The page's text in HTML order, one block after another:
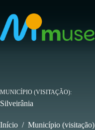
para
conteúdo
MUNICÍPIO (VISITAÇÃO)
Silveirânia
Início / Município (visitação)